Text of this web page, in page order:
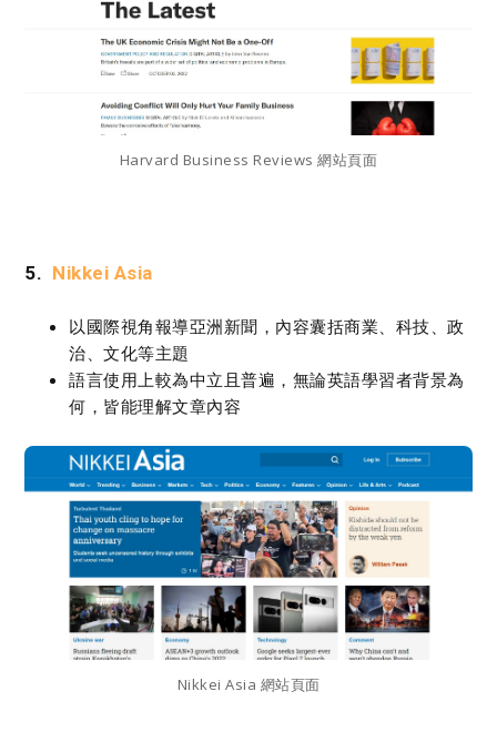
Harvard Business Reviews 網站頁面
5. Nikkei Asia
以國際視角報導亞洲新聞，內容囊括商業、科技、政
治、文化等主題
語言使用上較為中立且普遍，無論英語學習者背景為
何，皆能理解文章內容
Nikkei Asia 網站頁面